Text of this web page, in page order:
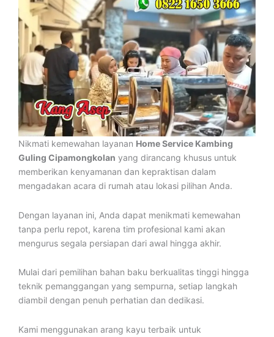
Nikmati kemewahan layanan Home Service Kambing
Guling Cipamongkolan yang dirancang khusus untuk
memberikan kenyamanan dan kepraktisan dalam
mengadakan acara di rumah atau lokasi pilihan Anda.
Dengan layanan ini, Anda dapat menikmati kemewahan
tanpa perlu repot, karena tim profesional kami akan
mengurus segala persiapan dari awal hingga akhir.
Mulai dari pemilihan bahan baku berkualitas tinggi hingga
teknik pemanggangan yang sempurna, setiap langkah
diambil dengan penuh perhatian dan dedikasi.
Kami menggunakan arang kayu terbaik untuk